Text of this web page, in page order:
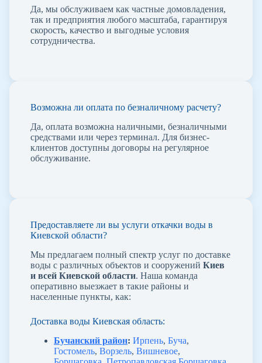
Да, мы обслуживаем как частные домовладения,
так и предприятия любого масштаба, гарантируя
скорость, качество и выгодные условия
сотрудничества.
Возможна ли оплата по безналичному расчету?
Да, оплата возможна наличными, безналичными
средствами или через терминал. Для бизнес-
клиентов доступны договоры на регулярное
обслуживание.
Предоставляете ли вы услуги откачки воды в
Киевской области?
Мы предлагаем полный спектр услуг по доставке
воды с различных объектов и сооружений Киев
и всей Киевской области. Наша команда
оперативно выезжает в такие районы и
населенные пункты, как:
Доставка воды Киевская область:
Бучанский район: Ирпень, Буча,
Гостомель, Ворзель, Вишневое,